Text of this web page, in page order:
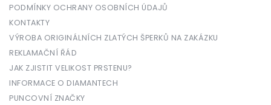
PODMÍNKY OCHRANY OSOBNÍCH ÚDAJŮ
KONTAKTY
VÝROBA ORIGINÁLNÍCH ZLATÝCH ŠPERKŮ NA ZAKÁZKU
REKLAMAČNÍ ŘÁD
JAK ZJISTIT VELIKOST PRSTENU?
INFORMACE O DIAMANTECH
PUNCOVNÍ ZNAČKY